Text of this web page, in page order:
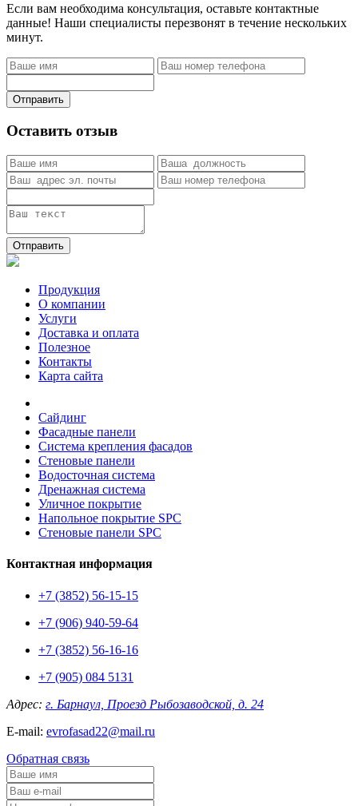
Если вам необходима консультация, оставьте контактные
данные! Наши специалисты перезвонят в течение нескольких
минут.
Отправить
Оставить отзыв
Отправить
Продукция
О компании
Услуги
Доставка и оплата
Полезное
Контакты
Карта сайта
Сайдинг
Фасадные панели
Система крепления фасадов
Стеновые панели
Водосточная система
Дренажная система
Уличное покрытие
Напольное покрытие SPC
Стеновые панели SPC
Контактная информация
+7 (3852) 56-15-15
+7 (906) 940-59-64
+7 (3852) 56-16-16
+7 (905) 084 5131
Адрес: г. Барнаул, Проезд Рыбозаводской, д. 24
E-mail: evrofasad22@mail.ru
Обратная связь